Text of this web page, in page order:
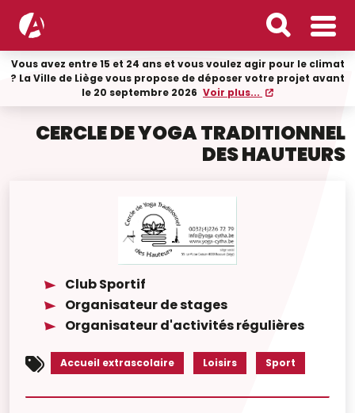
Vous avez entre 15 et 24 ans et vous voulez agir pour le climat
? La Ville de Liège vous propose de déposer votre projet avant
le 20 septembre 2026 Voir plus...
CERCLE DE YOGA TRADITIONNEL
DES HAUTEURS
Club Sportif
Organisateur de stages
Organisateur d'activités régulières
Accueil extrascolaire Loisirs Sport